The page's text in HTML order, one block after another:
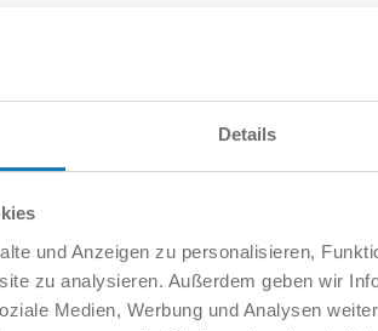
Details
und Anzeigen zu personalisieren,
zu analysieren. Außerdem geben wir
Medien, Werbung und Analysen
des Warschauer Pakts, mit